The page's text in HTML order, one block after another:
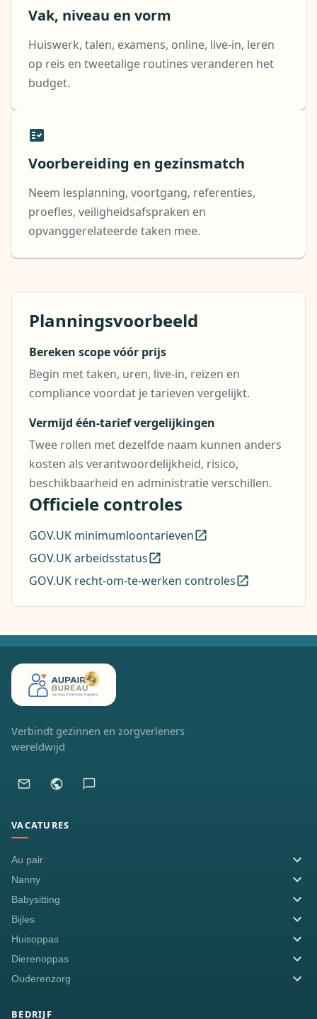
Vak, niveau en vorm
Huiswerk, talen, examens, online, live-in, leren
op reis en tweetalige routines veranderen het
budget.
Voorbereiding en gezinsmatch
Neem lesplanning, voortgang, referenties,
proefles, veiligheidsafspraken en
opvanggerelateerde taken mee.
Planningsvoorbeeld
Bereken scope vóór prijs
Begin met taken, uren, live-in, reizen en
compliance voordat je tarieven vergelijkt.
Vermijd één-tarief vergelijkingen
Twee rollen met dezelfde naam kunnen anders
kosten als verantwoordelijkheid, risico,
beschikbaarheid en administratie verschillen.
Officiele controles
GOV.UK minimumloontarieven
GOV.UK arbeidsstatus
GOV.UK recht-om-te-werken controles
Verbindt gezinnen en zorgverleners
wereldwijd
VACATURES
Au pair
Nanny
Babysitting
Bijles
Huisoppas
Dierenoppas
Ouderenzorg
BEDRIJF